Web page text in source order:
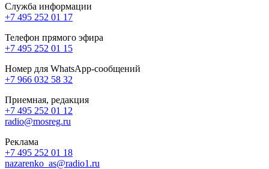
Служба информации
+7 495 252 01 17
Телефон прямого эфира
+7 495 252 01 15
Номер для WhatsApp-сообщений
+7 966 032 58 32
Приемная, редакция
+7 495 252 01 12
radio@mosreg.ru
Реклама
+7 495 252 01 18
nazarenko_as@radio1.ru